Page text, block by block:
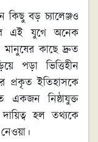
কিছু বড় চ্যালেঞ্জও
এই যুগে অনেক
মানুষের কাছে দ্রুত
পড়া ভিত্তিহীন
প্রকৃত ইতিহাসকে
নিষ্ঠাযুক্ত
হল তথ্যকে